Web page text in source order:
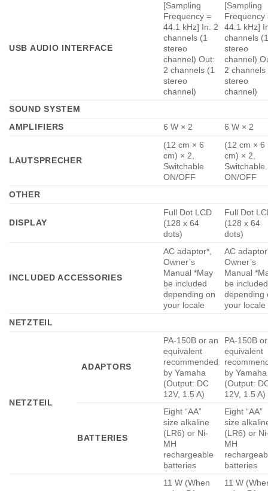
USB AUDIO INTERFACE
[Sampling
Frequency =
44.1 kHz] In: 2
channels (1
stereo
channel) Out:
2 channels (1
stereo
channel)
[Sampling
Frequency
44.1 kHz]
channels (1
stereo
channel)
2 channels
stereo
channel)
SOUND SYSTEM
AMPLIFIERS
6 W × 2 6 W × 2
LAUTSPRECHER
(12 cm × 6
cm) × 2,
Switchable
ON/OFF
(12 cm × 6
cm) × 2,
Switchable
ON/OFF
OTHER
DISPLAY
Full Dot LCD
(128 x 64
dots)
Full Dot
(128 x 64
dots)
INCLUDED ACCESSORIES
AC adaptor*,
Owner’s
Manual *May
be included
depending on
your locale
AC
Owner’s
Manual
be included
depending
your locale
NETZTEIL
NETZTEIL
ADAPTORS
PA-150B or an
equivalent
recommended
by Yamaha
(Output: DC
12V, 1.5 A)
PA-150B
equivalent
by Yamaha
(Output:
12V, 1.5 A)
BATTERIES
Eight “AA”
size alkaline
(LR6) or Ni-
MH
rechargeable
batteries
Eight “AA”
size
(LR6) or
MH
batteries
11 W (When
11 W